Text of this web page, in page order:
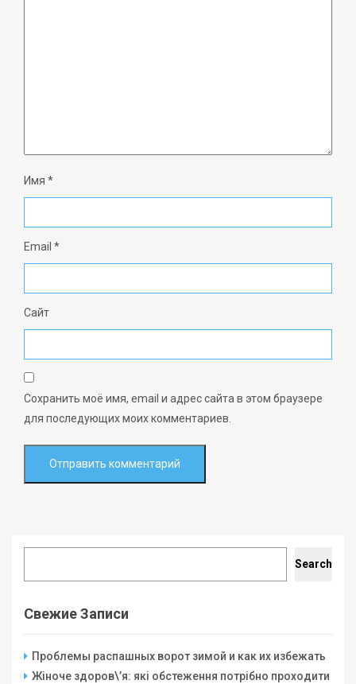
Имя *
Email *
Сайт
Сохранить моё имя, email и адрес сайта в этом браузере
для последующих моих комментариев.
Search
Свежие Записи
Проблемы распашных ворот зимой и как их избежать
Жіноче здоров\’я: які обстеження потрібно проходити